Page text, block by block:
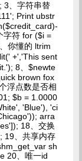
3、字符串替
Print ubstr
字符 for ($i =
你懂的 ltrim
+','This sent
8、$newte
brown fox
浮点数是否相
$b = 1.0000
'Blue'), 'ci
arra
18、交换
19、共享内存
sh
20、唯一id